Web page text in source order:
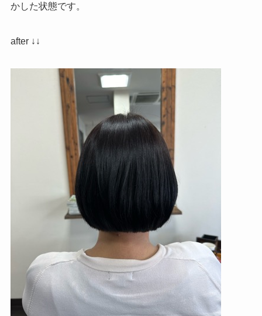
かした状態です。
after ↓↓